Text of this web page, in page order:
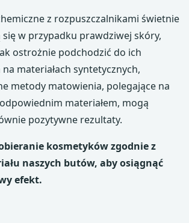
z rozpuszczalnikami świetnie
w przypadku prawdziwej skóry,
ostrożnie podchodzić do ich
materiałach syntetycznych,
metody matowienia, polegające na
materiałem, mogą
pozytywne rezultaty.
kosmetyków zgodnie z
naszych butów, aby osiągnąć
efekt.